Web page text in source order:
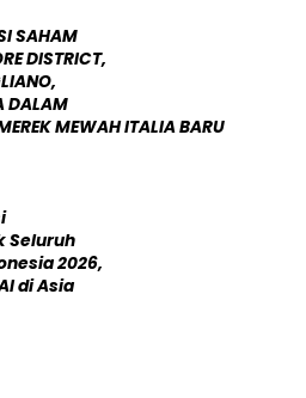
SAHAM
DISTRICT,
DALAM
MEWAH ITALIA BARU
Seluruh
2026,
di Asia